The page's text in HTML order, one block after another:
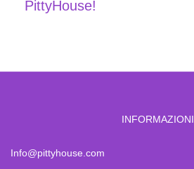
PittyHouse!
INFORMAZIONI
Info@pittyhouse.com